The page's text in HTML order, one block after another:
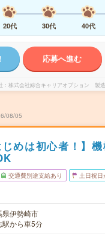
20代
30代 40代
応募へ進む
株式会社綜合キャリアオプション 製造
08/05
じめは初心者！】
交通費別途支給あり 土日祝日
県伊勢崎市
駅から車5分